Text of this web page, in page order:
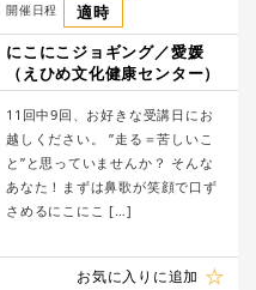
開催日程
適時
にこにこジョギング／愛媛
（えひめ文化健康センター）
11回中9回、お好きな受講日にお
越しください。 ”走る＝苦しいこ
と”と思っていませんか？ そんな
あなた！まずは鼻歌が笑顔で口ず
さめるにこにこ […]
お気に入りに追加